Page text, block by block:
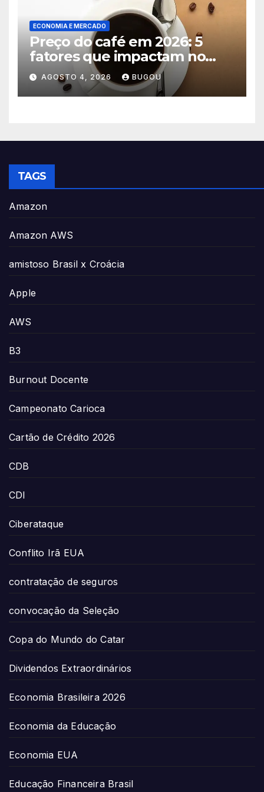
ECONOMIA E MERCADO
Preço do café em 2026: 5
fatores que impactam no
consumo
AGOSTO 4, 2026 BUGOU
TAGS
Amazon
Amazon AWS
amistoso Brasil x Croácia
Apple
AWS
B3
Burnout Docente
Campeonato Carioca
Cartão de Crédito 2026
CDB
CDI
Ciberataque
Conflito Irã EUA
contratação de seguros
convocação da Seleção
Copa do Mundo do Catar
Dividendos Extraordinários
Economia Brasileira 2026
Economia da Educação
Economia EUA
Educação Financeira Brasil